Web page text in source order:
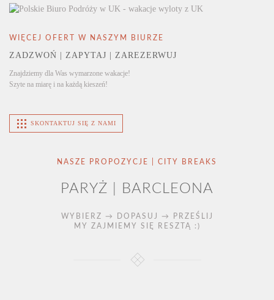
WIĘCEJ OFERT W NASZYM BIURZE
ZADZWOŃ | ZAPYTAJ | ZAREZERWUJ
Znajdziemy dla Was wymarzone wakacje!
Szyte na miarę i na każdą kieszeń!
SKONTAKTUJ SIĘ Z NAMI
NASZE PROPOZYCJE | CITY BREAKS
PARYŻ | BARCLEONA
WYBIERZ → DOPASUJ → PRZEŚLIJ
MY ZAJMIEMY SIĘ RESZTĄ :)